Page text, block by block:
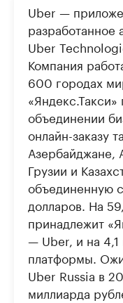
Uber —
разработанное
Uber
Компания
600 городах
объединении
онлайн-заказу
Азербайджане,
Грузии и
объединенную
долларов. На
принадлежит
— Uber, и на
платформы.
Uber Russia в
миллиарда